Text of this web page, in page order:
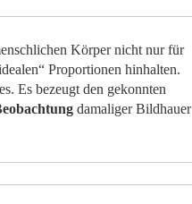
Körper nicht nur für
Proportionen hinhalten.
Es bezeugt den gekonnten
damaliger Bildhauer